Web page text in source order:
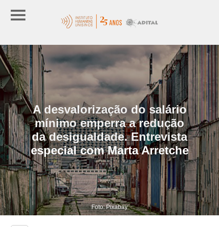
A desvalorização do salário
mínimo emperra a redução
da desigualdade. Entrevista
especial com Marta Arretche
Foto: Pixabay